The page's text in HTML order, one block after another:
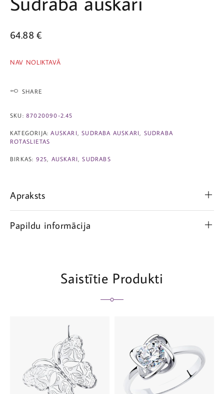
64.88€
NAV NOLIKTAVĀ
SHARE
SKU: 87020090-2.45
KATEGORIJA:AUSKARI ,SUDRABA AUSKARI
SUDRABA
ROTASLIETAS
BIRKAS: 925 AUSKARI ,SUDRABS
Apraksts
Papildu informācija
Saistītie Produkti